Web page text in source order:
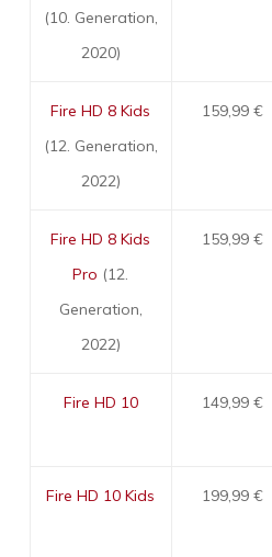
(10. Generation,
2020)
Fire HD 8 Kids
(12. Generation,
2022)
159,99 €
Fire HD 8 Kids
Pro (12.
Generation,
2022)
159,99 €
Fire HD 10 149,99 €
Fire HD 10 Kids 199,99 €